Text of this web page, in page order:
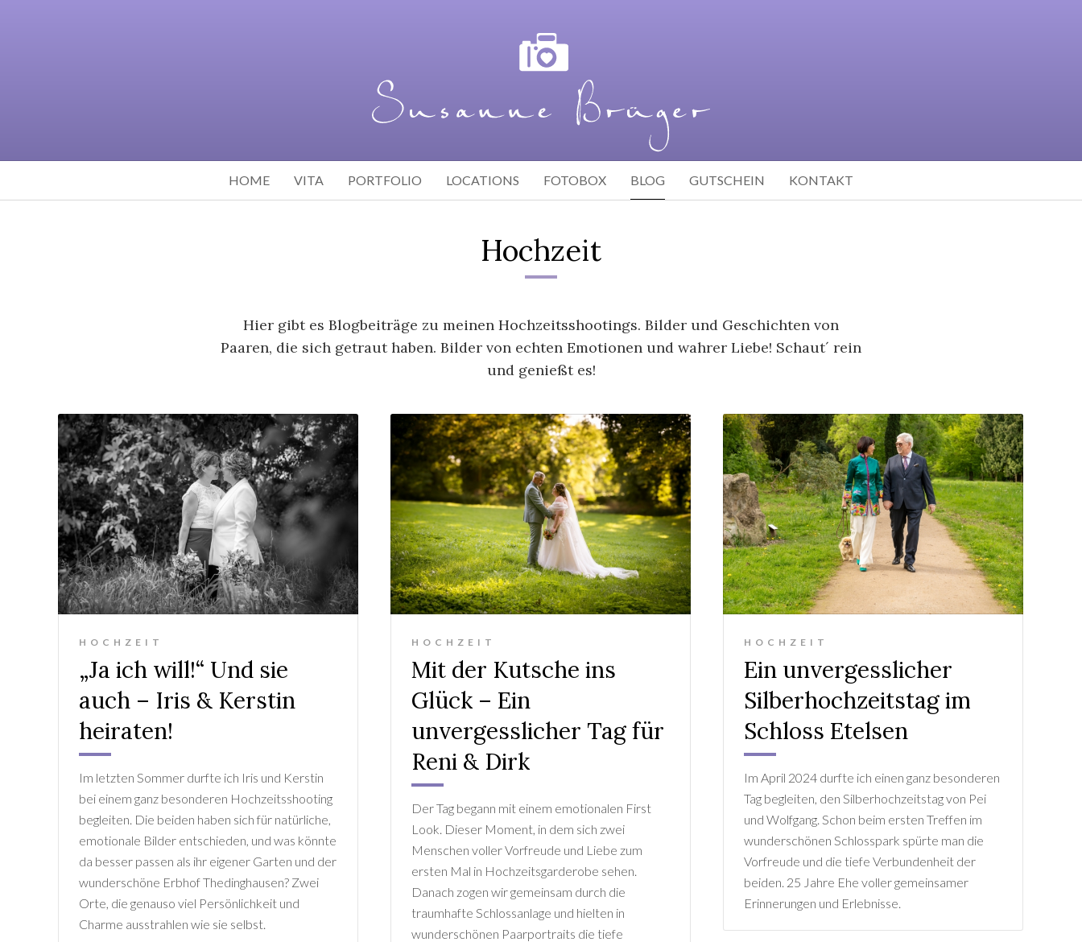
HOME VITA PORTFOLIO LOCATIONS FOTOBOX BLOG GUTSCHEIN KONTAKT
Hochzeit
Hier gibt es Blogbeiträge zu meinen Hochzeitsshootings. Bilder und Geschichten von
Paaren, die sich getraut haben. Bilder von echten Emotionen und wahrer Liebe! Schaut´ rein
und genießt es!
HOCHZEIT
„Ja ich will!“ Und sie
auch – Iris & Kerstin
heiraten!
Im letzten Sommer durfte ich Iris und Kerstin
bei einem ganz besonderen Hochzeitsshooting
begleiten. Die beiden haben sich für natürliche,
emotionale Bilder entschieden, und was könnte
da besser passen als ihr eigener Garten und der
wunderschöne Erbhof Thedinghausen? Zwei
Orte, die genauso viel Persönlichkeit und
Charme ausstrahlen wie sie selbst.
HOCHZEIT
Mit der Kutsche ins
Glück – Ein
unvergesslicher Tag für
Reni & Dirk
Der Tag begann mit einem emotionalen First
Look. Dieser Moment, in dem sich zwei
Menschen voller Vorfreude und Liebe zum
ersten Mal in Hochzeitsgarderobe sehen.
Danach zogen wir gemeinsam durch die
traumhafte Schlossanlage und hielten in
wunderschönen Paarportraits die tiefe
HOCHZEIT
Ein unvergesslicher
Silberhochzeitstag im
Schloss Etelsen
Im April 2024 durfte ich einen ganz besonderen
Tag begleiten, den Silberhochzeitstag von Pei
und Wolfgang. Schon beim ersten Treffen im
wunderschönen Schlosspark spürte man die
Vorfreude und die tiefe Verbundenheit der
beiden. 25 Jahre Ehe voller gemeinsamer
Erinnerungen und Erlebnisse.